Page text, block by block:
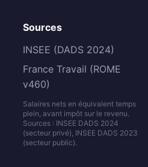
Sources
INSEE (DADS 2024)
France Travail (ROME
v460)
Salaires nets en équivalent temps
plein, avant impôt sur le revenu.
Sources : INSEE DADS 2024
(secteur privé), INSEE DADS 2023
(secteur public).